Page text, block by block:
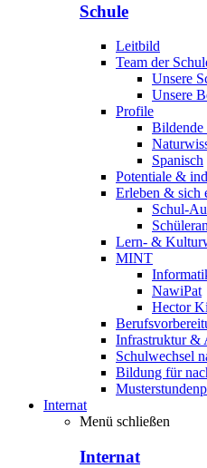
Schule
Leitbild
Team der
Unsere
Unsere
Profile
Bildende
Spanisch
Potentiale &
Erleben & sich
Schul-
Lern- &
MINT
NawiPat
Hector
Infrastruktur &
Schulwechsel
Bildung für
Internat
Menü schließen
Internat